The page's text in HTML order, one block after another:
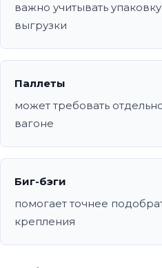
важно учитывать
выгрузки
Паллеты
может требовать
вагоне
Биг-бэги
помогает точнее
крепления